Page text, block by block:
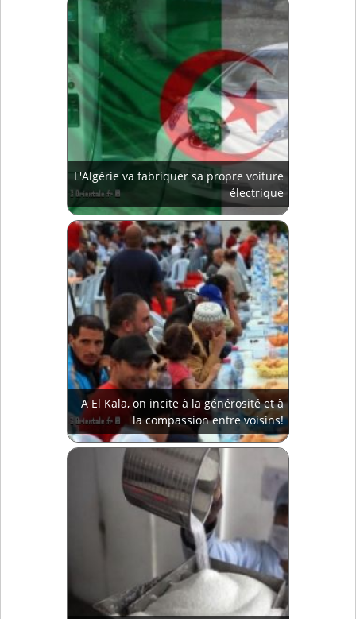
L'Algérie va fabriquer sa propre voiture
électrique
A El Kala, on incite à la générosité et à
la compassion entre voisins!